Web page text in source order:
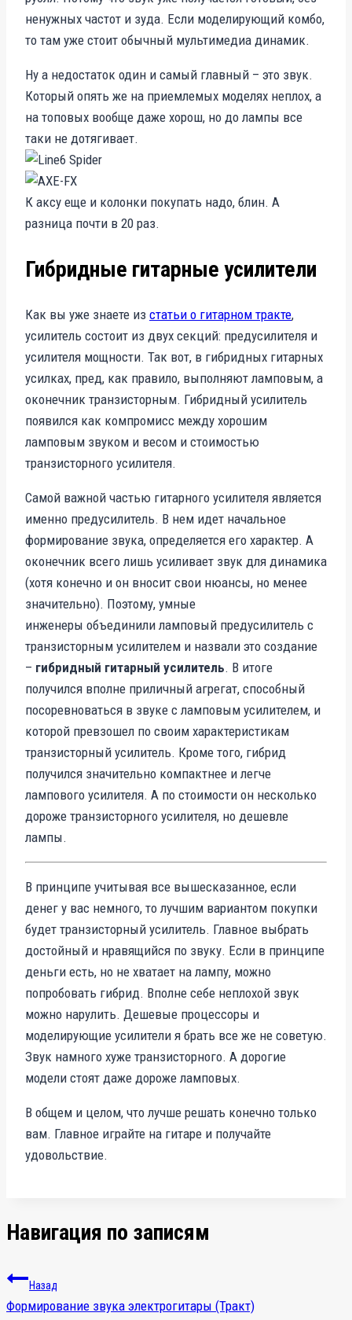
ненужных частот и зуда. Если моделирующий комбо,
то там уже стоит обычный мультимедиа динамик.
Ну а недостаток один и самый главный – это звук.
Который опять же на приемлемых моделях неплох, а
на топовых вообще даже хорош, но до лампы все
таки не дотягивает.
К аксу еще и колонки покупать надо, блин. А
разница почти в 20 раз.
Гибридные гитарные усилители
Как вы уже знаете из статьи о гитарном тракте,
усилитель состоит из двух секций: предусилителя и
усилителя мощности. Так вот, в гибридных гитарных
усилках, пред, как правило, выполняют ламповым, а
оконечник транзисторным. Гибридный усилитель
появился как компромисс между хорошим
ламповым звуком и весом и стоимостью
транзисторного усилителя.
Самой важной частью гитарного усилителя является
именно предусилитель. В нем идет начальное
формирование звука, определяется его характер. А
оконечник всего лишь усиливает звук для динамика
(хотя конечно и он вносит свои нюансы, но менее
значительно). Поэтому, умные
инженеры объединили ламповый предусилитель с
транзисторным усилителем и назвали это создание
– гибридный гитарный усилитель. В итоге
получился вполне приличный агрегат, способный
посоревноваться в звуке с ламповым усилителем, и
которой превзошел по своим характеристикам
транзисторный усилитель. Кроме того, гибрид
получился значительно компактнее и легче
лампового усилителя. А по стоимости он несколько
дороже транзисторного усилителя, но дешевле
лампы.
В принципе учитывая все вышесказанное, если
денег у вас немного, то лучшим вариантом покупки
будет транзисторный усилитель. Главное выбрать
достойный и нравящийся по звуку. Если в принципе
деньги есть, но не хватает на лампу, можно
попробовать гибрид. Вполне себе неплохой звук
можно нарулить. Дешевые процессоры и
моделирующие усилители я брать все же не советую.
Звук намного хуже транзисторного. А дорогие
модели стоят даже дороже ламповых.
В общем и целом, что лучше решать конечно только
вам. Главное играйте на гитаре и получайте
удовольствие.
Навигация по записям
Назад
Формирование звука электрогитары (Тракт)